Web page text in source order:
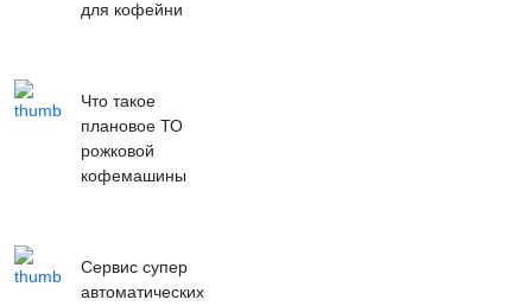
для кофейни
Что такое
плановое ТО
рожковой
кофемашины
Сервис супер
автоматических